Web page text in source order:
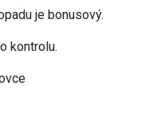
je bonusový.
kontrolu.